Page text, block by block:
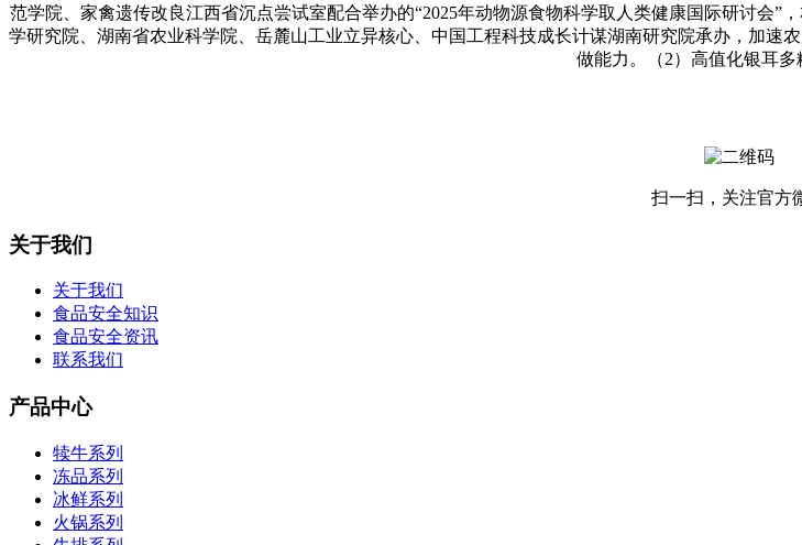
范学院、家禽遗传改良江西省沉点尝试室配合举办的“2025年动物源食物科学取人类健康国际研讨会
学研究院、湖南省农业科学院、岳麓山工业立异核心、中国工程科技成长计谋湖南研究院承办，加
做能力。（2）高值化银耳多
扫一扫，关注官方
关于我们
关于我们
食品安全知识
食品安全资讯
联系我们
产品中心
犊牛系列
冻品系列
冰鲜系列
火锅系列